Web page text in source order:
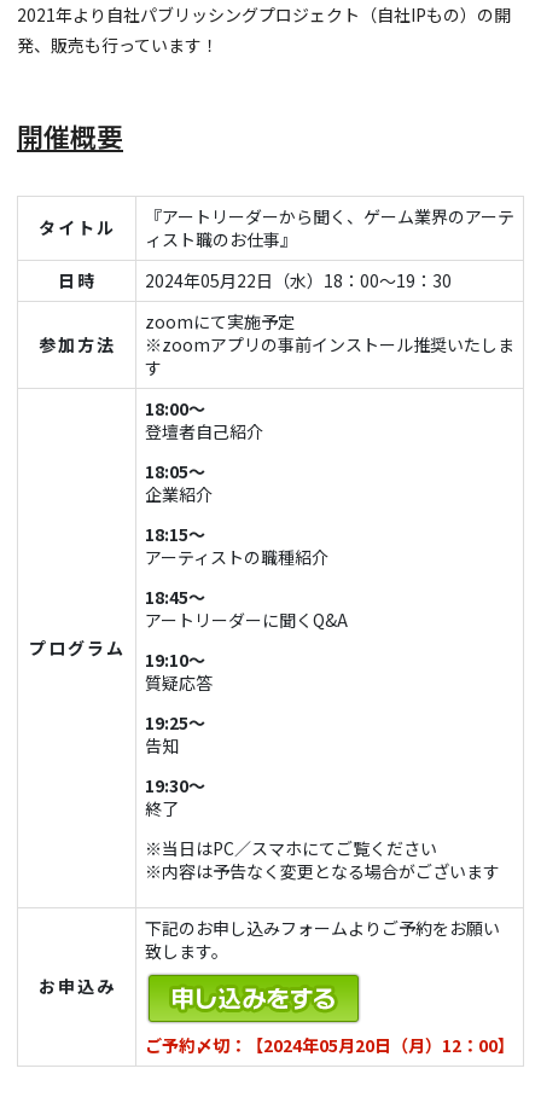
2021年より自社パブリッシングプロジェクト（自社IPもの）の開
発、販売も行っています！
開催概要
タイトル
『アートリーダーから聞く、ゲーム業界のアーテ
ィスト職のお仕事』
日時
2024年05月22日（水）18：00～19：30
参加方法
zoomにて実施予定
※zoomアプリの事前インストール推奨いたしま
す
プログラム
18:00～
登壇者自己紹介
18:05～
企業紹介
18:15～
アーティストの職種紹介
18:45～
アートリーダーに聞くQ&A
19:10～
質疑応答
19:25～
告知
19:30～
終了
※当日はPC／スマホにてご覧ください
※内容は予告なく変更となる場合がございます
お申込み
下記のお申し込みフォームよりご予約をお願い
致します。
ご予約〆切：【2024年05月20日（月）12：00】